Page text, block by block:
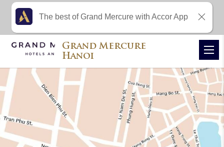
Grand Mercure
Hanoi
The best of Grand Mercure with Accor App